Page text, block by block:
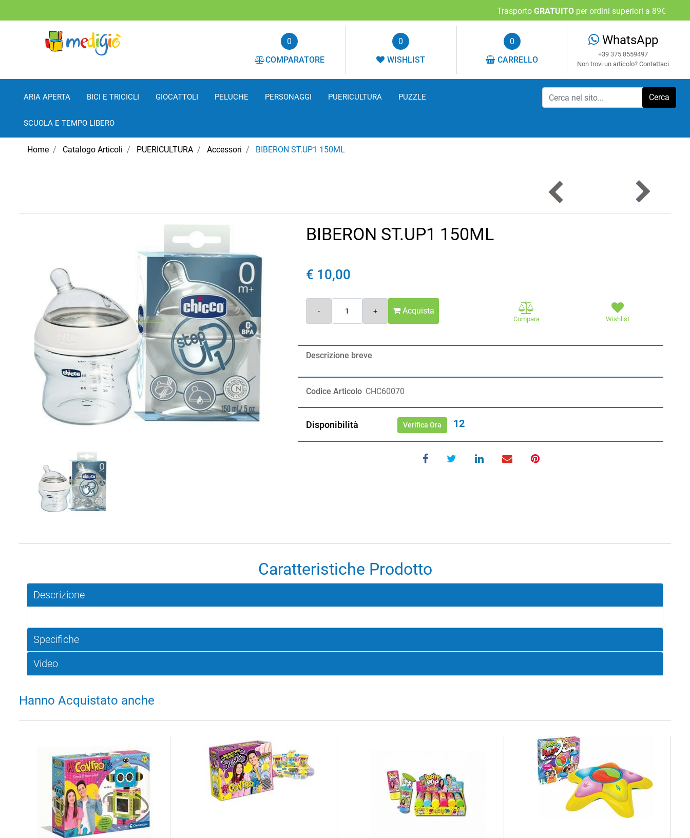
Trasporto GRATUITO per ordini superiori a 89€
0
COMPARATORE
0
WISHLIST
0
CARRELLO
WhatsApp
+39 375 8559497
Non trovi un articolo? Contattaci
ARIA APERTA BICI E TRICICLI GIOCATTOLI PELUCHE PERSONAGGI PUERICULTURA PUZZLE
SCUOLA E TEMPO LIBERO
Home Catalogo Articoli PUERICULTURA Accessori BIBERON ST.UP1 150ML
BIBERON ST.UP1 150ML
€ 10,00
Acquista
Compara Wishlist
Descrizione breve
Codice Articolo CHC60070
Disponibilità Verifica Ora 12
Caratteristiche Prodotto
Descrizione
Specifiche
Video
Hanno Acquistato anche